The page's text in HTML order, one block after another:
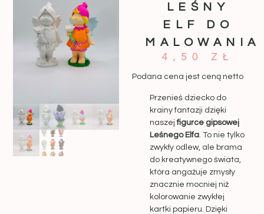
LEŚNY
ELF DO
MALOWANIA
4,50 ZŁ
Podana cena jest ceną netto
Przenieś dziecko do
krainy fantazji dzięki
naszejfigurce gipsowej
Leśnego Elfa . To nie tylko
zwykły odlew, ale brama
do kreatywnego świata,
która angażuje zmysły
znacznie mocniej niż
kolorowanie zwykłej
kartki papieru. Dzięki